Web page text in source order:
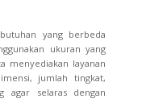
yang berbeda
ukuran yang
menyediakan layanan
jumlah tingkat,
agar selaras dengan